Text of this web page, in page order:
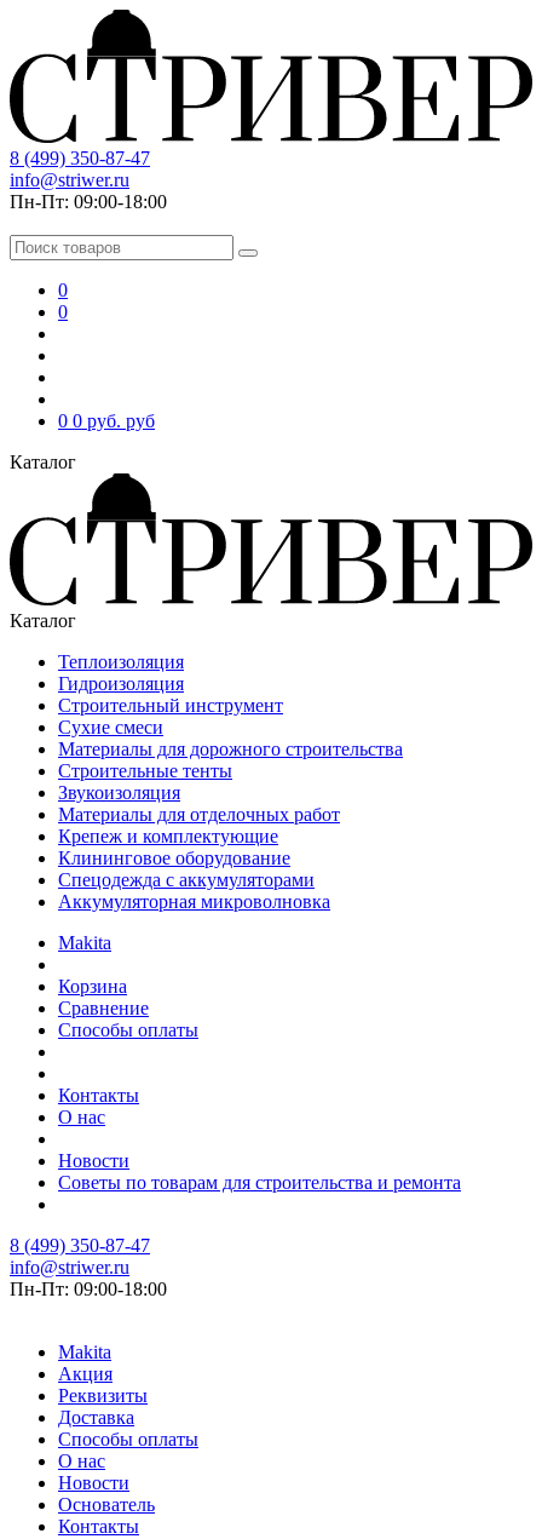
8 (499) 350-87-47
info@striwer.ru
Пн-Пт: 09:00-18:00
0
0
0 0 руб. руб
Каталог
Каталог
Теплоизоляция
Гидроизоляция
Строительный инструмент
Сухие смеси
Материалы для дорожного строительства
Строительные тенты
Звукоизоляция
Материалы для отделочных работ
Крепеж и комплектующие
Клининговое оборудование
Спецодежда с аккумуляторами
Аккумуляторная микроволновка
Makita
Корзина
Сравнение
Способы оплаты
Контакты
О нас
Новости
Советы по товарам для строительства и ремонта
8 (499) 350-87-47
info@striwer.ru
Пн-Пт: 09:00-18:00
Makita
Акция
Реквизиты
Доставка
Способы оплаты
О нас
Новости
Основатель
Контакты